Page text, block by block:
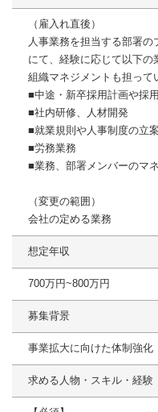
（雇入れ直後）
人事業務を担当する部署
にて、経験に応じて以下
組織マネジメントも担って
■中途・新卒採用計画や採
■社内研修、人材開発
■就業規則や人事制度の立
■労務業務
■業務、部署メンバーのマ
（変更の範囲）
会社の定める業務
想定年収
700万円~800万円
募集背景
事業拡大に向けた体制強化
求める人物・スキル・経験